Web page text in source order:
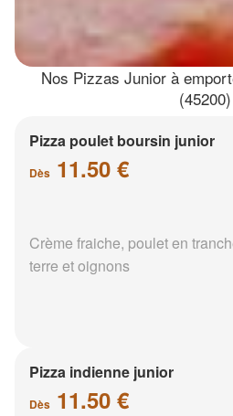
Nos Pizzas Junior à
(45200)
Pizza poulet boursin junior
Dès 11.50 €
Crème fraiche, poulet en
terre et oignons
Pizza indienne junior
Dès 11.50 €